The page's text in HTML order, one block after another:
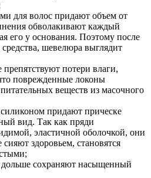
для волос придают объем от
обволакивают каждый
его у основания. Поэтому после
шевелюра выглядит
потери влаги,
поврежденные локоны
веществ из масочного
силиконом придают прическе
вид. Так как пряди
эластичной оболочкой, они
здоровьем, становятся
сохраняют насыщенный